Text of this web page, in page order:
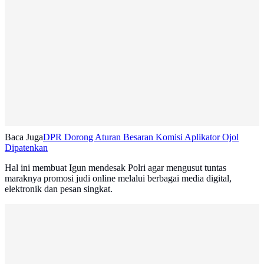
Baca JugaDPR Dorong Aturan Besaran Komisi Aplikator Ojol
Dipatenkan
Hal ini membuat Igun mendesak Polri agar mengusut tuntas
maraknya promosi judi online melalui berbagai media digital,
elektronik dan pesan singkat.